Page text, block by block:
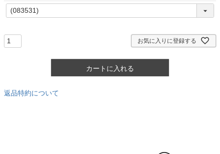
(
必
お気に入りに登録する
カートに入れる
返品特約について